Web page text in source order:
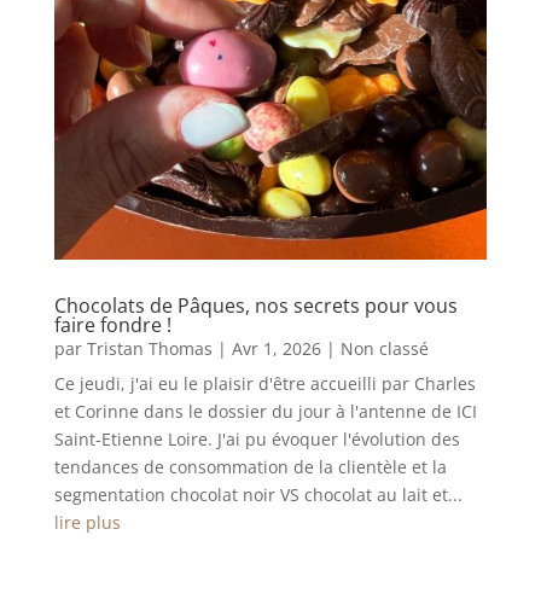
Chocolats de Pâques, nos secrets pour vous
faire fondre !
par Tristan Thomas | Avr 1, 2026| Non classé
Ce jeudi, j'ai eu le plaisir d'être accueilli par Charles
et Corinne dans le dossier du jour à l'antenne de ICI
Saint-Etienne Loire. J'ai pu évoquer l'évolution des
tendances de consommation de la clientèle et la
segmentation chocolat noir VS chocolat au lait et...
lire plus